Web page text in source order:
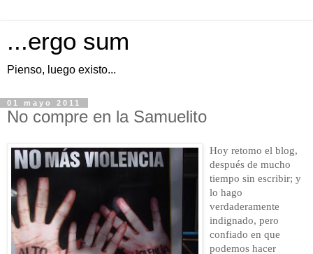
...ergo sum
Pienso, luego existo...
01 mayo 2011
No compre en la Samuelito
Hoy retomo el blog,
después de mucho
tiempo sin escribir; y
lo hago
verdaderamente
indignado, pero
confiado en que
podemos hacer